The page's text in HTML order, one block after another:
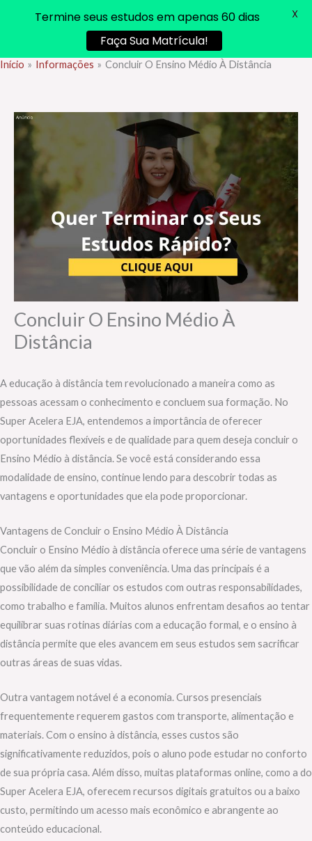
Ir
conteúdo
Início Informações Concluir O Ensino Médio À Distância
Concluir O Ensino Médio À
Distância
A educação à distância tem revolucionado a maneira como as
pessoas acessam o conhecimento e concluem sua formação. No
Super Acelera EJA, entendemos a importância de oferecer
oportunidades flexíveis e de qualidade para quem deseja concluir o
Ensino Médio à distância. Se você está considerando essa
modalidade de ensino, continue lendo para descobrir todas as
vantagens e oportunidades que ela pode proporcionar.
Vantagens de Concluir o Ensino Médio À Distância
Concluir o Ensino Médio à distância oferece uma série de vantagens
que vão além da simples conveniência. Uma das principais é a
possibilidade de conciliar os estudos com outras responsabilidades,
como trabalho e família. Muitos alunos enfrentam desafios ao tentar
equilibrar suas rotinas diárias com a educação formal, e o ensino à
distância permite que eles avancem em seus estudos sem sacrificar
outras áreas de suas vidas.
Outra vantagem notável é a economia. Cursos presenciais
frequentemente requerem gastos com transporte, alimentação e
materiais. Com o ensino à distância, esses custos são
significativamente reduzidos, pois o aluno pode estudar no conforto
de sua própria casa. Além disso, muitas plataformas online, como a do
Super Acelera EJA, oferecem recursos digitais gratuitos ou a baixo
custo, permitindo um acesso mais econômico e abrangente ao
conteúdo educacional.
Termine seus estudos em apenas 60 dias
Faça Sua Matrícula!
X